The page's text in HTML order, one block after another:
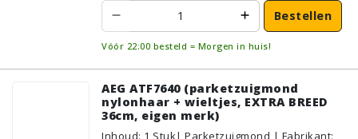
Bestellen
Vóór 22:00 besteld = Morgen in huis!
AEG ATF7640 (parketzuigmond
nylonhaar + wieltjes, EXTRA BREED
36cm, eigen merk)
Inhoud: 1 Stuk| Parketzuigmond | Fabrikant: